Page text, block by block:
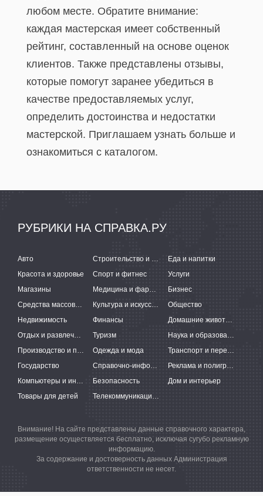
любом месте. Обратите внимание:
каждая мастерская имеет собственный
рейтинг, составленный на основе оценок
клиентов. Также представлены отзывы,
которые помогут заранее убедиться в
качестве предоставляемых услуг,
определить достоинства и недостатки
мастерской. Приглашаем узнать больше и
ознакомиться с каталогом.
РУБРИКИ НА СПРАВКА.РУ
Авто
Еда и напитки
Красота и здоровье
Спорт и фитнес
Услуги
Магазины
Бизнес
Общество
Недвижимость
Финансы
Туризм
Одежда и мода
Государство
Безопасность
Дом и интерьер
Товары для детей
Внимание! На сайте представлены данные справочного характера,
размещение осуществляется бесплатно, исключая сугубо рекламную
информацию.
За содержание и достоверность данных Администрация
ответственности не несет.